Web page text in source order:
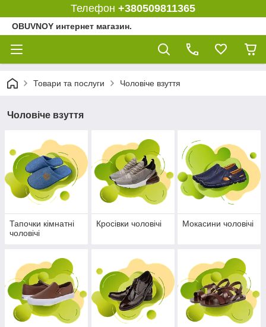
Телефон +380509811365
OBUVNOY интернет магазин.
Товари та послуги Чоловіче взуття
Чоловіче взуття
Тапочки кімнатні
чоловічі
Кросівки чоловічі Мокасини чоловічі